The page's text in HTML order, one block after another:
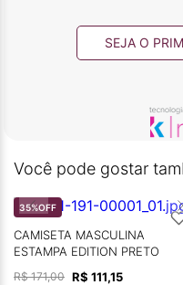
SEJA O
Você pode gostar
35%OFF
CAMISETA MASCULINA
ESTAMPA EDITION PRETO
R$ 171,00 R$ 111,15